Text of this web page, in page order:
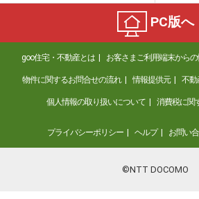
PC版へ
goo住宅・不動産とは お客さまご利用端末から
物件に関するお問合せの流れ 情報提供元 不動
個人情報の取り扱いについて 消費税に関
プライバシーポリシー ヘルプ お問い
©NTT DOCOMO